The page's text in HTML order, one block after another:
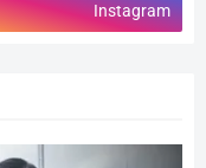
Instagram